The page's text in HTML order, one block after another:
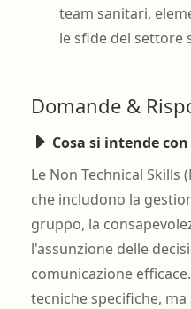
team sanitari,
le sfide del settore
Domande &
Cosa si intende
Le Non Technical Skills
che includono la
gruppo, la
l'assunzione delle
comunicazione
tecniche specifiche,